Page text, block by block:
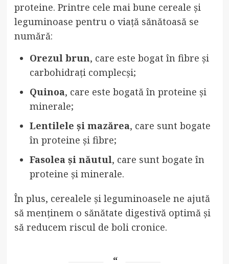
proteine. Printre cele mai bune cereale și
leguminoase pentru o viață sănătoasă se
numără:
Orezul brun, care este bogat în fibre și
carbohidrați complecși;
Quinoa, care este bogată în proteine și
minerale;
Lentilele și mazărea, care sunt bogate
în proteine și fibre;
Fasolea și năutul, care sunt bogate în
proteine și minerale.
În plus, cerealele și leguminoasele ne ajută
să menținem o sănătate digestivă optimă și
să reducem riscul de boli cronice.